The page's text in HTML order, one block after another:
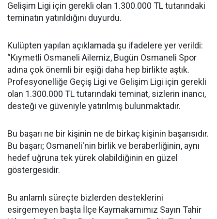
Gelişim Ligi için gerekli olan 1.300.000 TL tutarındaki
teminatın yatırıldığını duyurdu.
Kulüpten yapılan açıklamada şu ifadelere yer verildi:
“Kıymetli Osmaneli Ailemiz, Bugün Osmaneli Spor
adına çok önemli bir eşiği daha hep birlikte aştık.
Profesyonelliğe Geçiş Ligi ve Gelişim Ligi için gerekli
olan 1.300.000 TL tutarındaki teminat, sizlerin inancı,
desteği ve güveniyle yatırılmış bulunmaktadır.
Bu başarı ne bir kişinin ne de birkaç kişinin başarısıdır.
Bu başarı; Osmaneli'nin birlik ve beraberliğinin, aynı
hedef uğruna tek yürek olabildiğinin en güzel
göstergesidir.
Bu anlamlı süreçte bizlerden desteklerini
esirgemeyen başta İlçe Kaymakamımız Sayın Tahir